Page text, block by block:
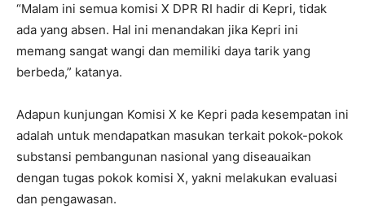
“Malam ini semua komisi X DPR RI hadir di Kepri, tidak
ada yang absen. Hal ini menandakan jika Kepri ini
memang sangat wangi dan memiliki daya tarik yang
berbeda,” katanya.
Adapun kunjungan Komisi X ke Kepri pada kesempatan ini
adalah untuk mendapatkan masukan terkait pokok-pokok
substansi pembangunan nasional yang diseauaikan
dengan tugas pokok komisi X, yakni melakukan evaluasi
dan pengawasan.